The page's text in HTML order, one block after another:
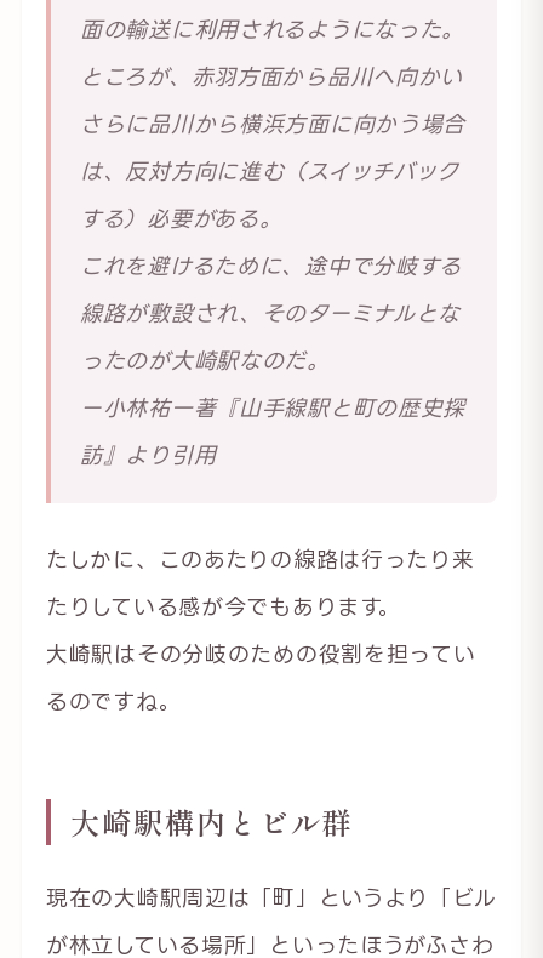
面の輸送に利用されるようになった。
ところが、赤羽方面から品川へ向かい
さらに品川から横浜方面に向かう場合
は、反対方向に進む（スイッチバック
する）必要がある。
これを避けるために、途中で分岐する
線路が敷設され、そのターミナルとな
ったのが大崎駅なのだ。
ー小林祐一著『山手線駅と町の歴史探
訪』より引用
たしかに、このあたりの線路は行ったり来
たりしている感が今でもあります。
大崎駅はその分岐のための役割を担ってい
るのですね。
大崎駅構内とビル群
現在の大崎駅周辺は「町」というより「ビル
が林立している場所」といったほうがふさわ